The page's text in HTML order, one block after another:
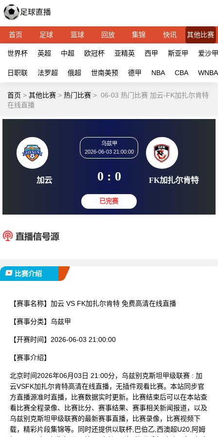
首页 足球 篮球 回放 集锦 快讯 其他比赛
世界杯 英超 中超 欧冠杯 亚精英 西甲 斯亚甲 爱沙甲
日职联 法罗超 俄超 世南美预 德甲 NBA CBA WNBA
首页 > 其他比赛 > 热门比赛 > 06-03 热门比赛 加云-FK加扎尔肯特
在线直播
2026-06-03 21:00:00
0 : 0
比赛介绍
【赛事名称】 加云 VS FK加扎尔肯特 免费高清在线直播
【赛事分类】 乌兹甲
【开赛时间】 2026-06-03 21:00:00
【赛事介绍】
北京时间2026年06月03日 21:00分，乌兹别克斯坦甲级联赛 : 加
云VSFK加扎尔肯特高清在线直播，无插件观看比赛。本站同步官
方直播源准时直播，比赛数据实时更新。比赛结束后可以在本站查
看比赛全程录像、比赛比分、赛事结果、赛事相关新闻报道，以及
乌兹别克斯坦甲级联赛的最新赛事直播，比赛录像，比赛视频下
载，精彩片段集锦等。同时还提供以联杯,巴伯乙,西澳超U20,阿姆